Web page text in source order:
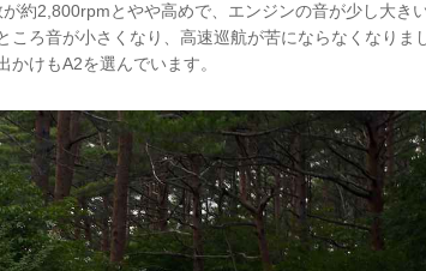
約2,800rpmとやや高めで、エンジンの音が少し大き
ころ音が小さくなり、高速巡航が苦にならなくなりま
けもA2を選んでいます。